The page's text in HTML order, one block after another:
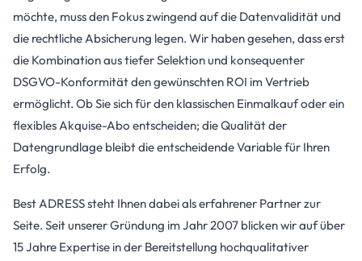
möchte, muss den Fokus zwingend auf die Datenvalidität und
die rechtliche Absicherung legen. Wir haben gesehen, dass erst
die Kombination aus tiefer Selektion und konsequenter
DSGVO-Konformität den gewünschten ROI im Vertrieb
ermöglicht. Ob Sie sich für den klassischen Einmalkauf oder ein
flexibles Akquise-Abo entscheiden; die Qualität der
Datengrundlage bleibt die entscheidende Variable für Ihren
Erfolg.
Best ADRESS steht Ihnen dabei als erfahrener Partner zur
Seite. Seit unserer Gründung im Jahr 2007 blicken wir auf über
15 Jahre Expertise in der Bereitstellung hochqualitativer